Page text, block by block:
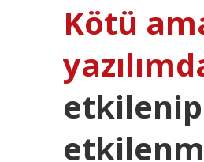
Kötü
etkilenip